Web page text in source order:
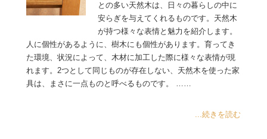
との多い天然木は、日々の暮らしの中に
安らぎを与えてくれるものです。天然木
が持つ様々な表情と魅力を紹介します。
人に個性があるように、樹木にも個性があります。育ってき
た環境、状況によって、木材に加工した際に様々な表情が現
れます。2つとして同じものが存在しない、天然木を使った家
具は、まさに一点ものと呼べるものです。 ……
...続きを読む